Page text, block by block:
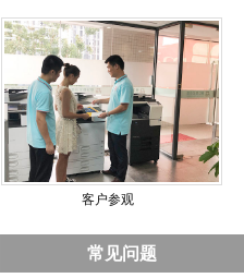
客户参观
常见问题